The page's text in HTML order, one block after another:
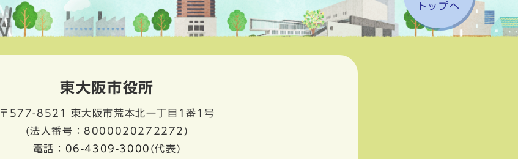
トップへ
東大阪市役所
〒577-8521
東大阪市荒本北一丁目1番1号
(法人番号：8000020272272)
電話： 06-4309-3000 (代表)